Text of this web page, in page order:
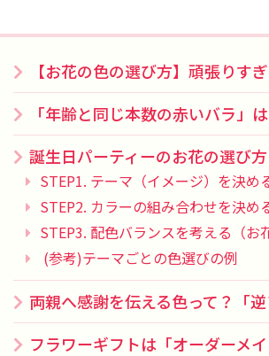
【お花の色の選び方】頑張りす
「年齢と同じ本数の赤いバラ」
誕生日パーティーのお花の選び方
STEP1. テーマ（イメージ）を決め
STEP2. カラーの組み合わせを決め
STEP3. 配色バランスを考える（お
(参考)テーマごとの色選びの例
両親へ感謝を伝える色って？「
フラワーギフトは「オーダーメ